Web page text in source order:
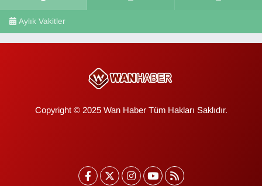
Aylık Vakitler
Copyright © 2025 Wan Haber Tüm Hakları Saklıdır.